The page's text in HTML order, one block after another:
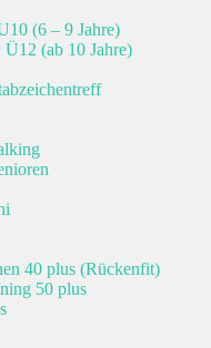
(6 – 9 Jahre)
(ab 10 Jahre)
40 plus (Rückenfit)
50 plus